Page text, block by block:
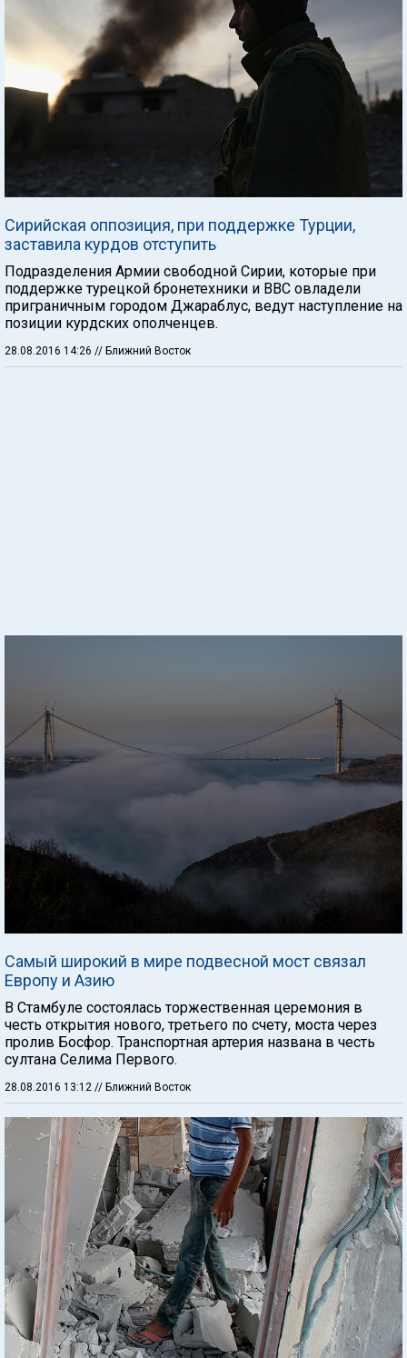
Сирийская оппозиция, при поддержке Турции,
заставила курдов отступить
Подразделения Армии свободной Сирии, которые при
поддержке турецкой бронетехники и ВВС овладели
приграничным городом Джараблус, ведут наступление на
позиции курдских ополченцев.
28.08.2016 14:26 // Ближний Восток
Самый широкий в мире подвесной мост связал
Европу и Азию
В Стамбуле состоялась торжественная церемония в
честь открытия нового, третьего по счету, моста через
пролив Босфор. Транспортная артерия названа в честь
султана Селима Первого.
28.08.2016 13:12 // Ближний Восток